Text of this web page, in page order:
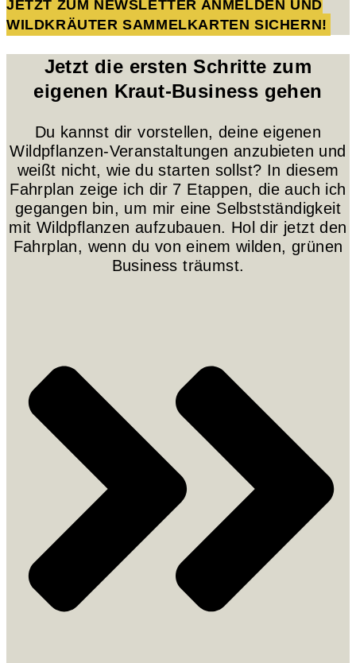
JETZT ZUM NEWSLETTER ANMELDEN UND
WILDKRÄUTER SAMMELKARTEN SICHERN!
Jetzt die ersten Schritte zum
eigenen Kraut-Business gehen
Du kannst dir vorstellen, deine eigenen
Wildpflanzen-Veranstaltungen anzubieten und
weißt nicht, wie du starten sollst? In diesem
Fahrplan zeige ich dir 7 Etappen, die auch ich
gegangen bin, um mir eine Selbstständigkeit
mit Wildpflanzen aufzubauen. Hol dir jetzt den
Fahrplan, wenn du von einem wilden, grünen
Business träumst.